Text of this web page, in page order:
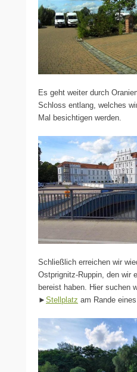
Es geht weiter durch
Schloss entlang, welches
Mal besichtigen werden.
Schließlich erreichen wir
Ostprignitz-Ruppin, den wir
bereist haben. Hier suchen
► Stellplatz am Rande